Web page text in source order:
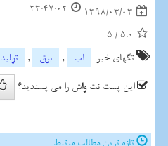
1398/03/03
23:47:02
5.0
/
5
تگهای خبر:
آب , برق , تولید
این پست نت واش را می پسندید؟
تازه ترین مطالب مرتبط